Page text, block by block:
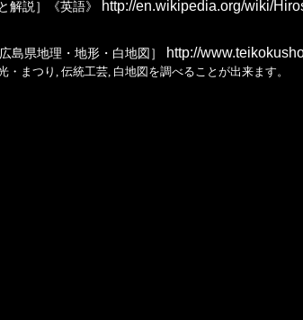
解説］《英語》 http://en.wikipedia.org/wiki/
島県地理・地形・白地図］ http://
まつり, 伝統工芸, 白地図を調べることが出来ます。